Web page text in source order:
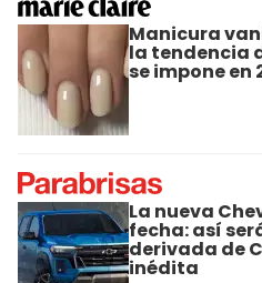
Manicura
la tendencia
se impone en
La nueva
fecha: así
derivada de
inédita